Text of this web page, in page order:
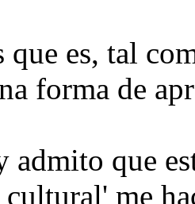
que es, tal
forma de
admito que
me